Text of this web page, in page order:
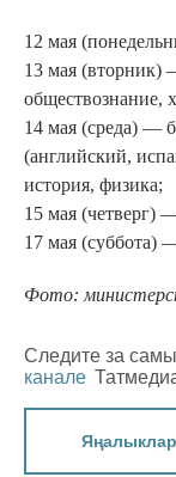
12 мая
13 мая (вторник)
обществознание,
14 мая (среда) —
(английский,
история, физика;
15 мая (четверг)
17 мая (суббота)
Фото:
Следите за
канале
Яңалыклар